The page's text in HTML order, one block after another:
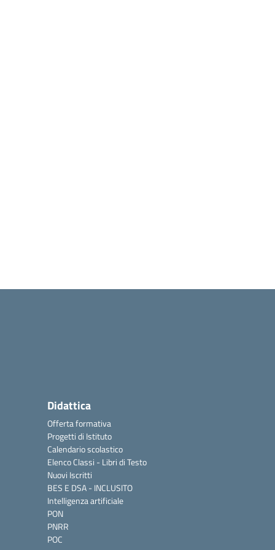
Didattica
Offerta formativa
Progetti di Istituto
Calendario scolastico
Elenco Classi - Libri di Testo
Nuovi Iscritti
BES E DSA - INCLUSITO
Intelligenza artificiale
PON
PNRR
POC